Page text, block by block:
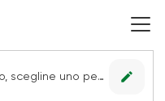
Nessun punto vendita impostato, scegline uno per vedere le offerte. edit